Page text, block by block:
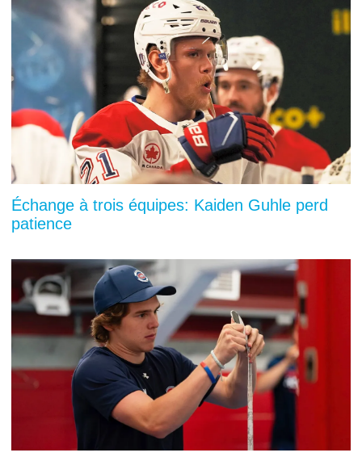
Échange à trois équipes: Kaiden Guhle perd
patience